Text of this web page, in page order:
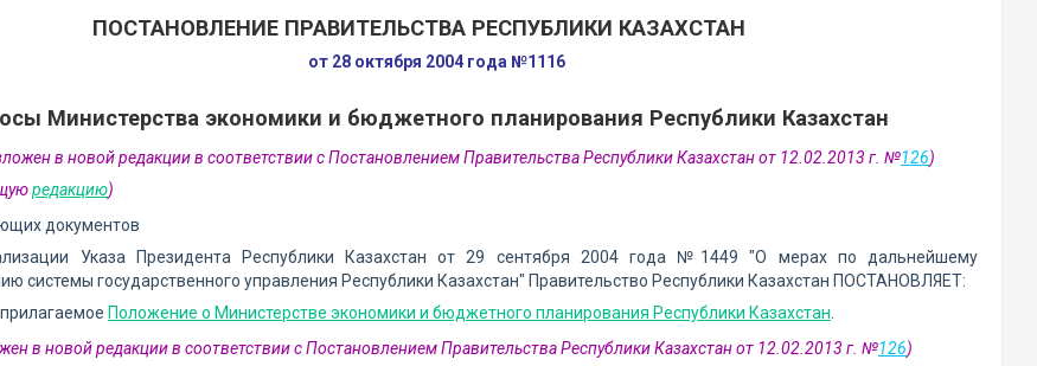
ПОСТАНОВЛЕНИЕ ПРАВИТЕЛЬСТВА РЕСПУБЛИКИ КАЗАХСТАН
от 28 октября 2004 года №1116
Министерства экономики и бюджетного планирования Республики Казахстан
в новой редакции в соответствии с Постановлением Правительства Республики Казахстан от 12.02.2013 г. №126)
редакцию)
документов
Указа Президента Республики Казахстан от 29 сентября 2004 года №1449 "О мерах по дальнейшему
системы государственного управления Республики Казахстан" Правительство Республики Казахстан ПОСТАНОВЛЯЕТ:
Положение о Министерстве экономики и бюджетного планирования Республики Казахстан
в новой редакции в соответствии с Постановлением Правительства Республики Казахстан от 12.02.2013 г. №126)